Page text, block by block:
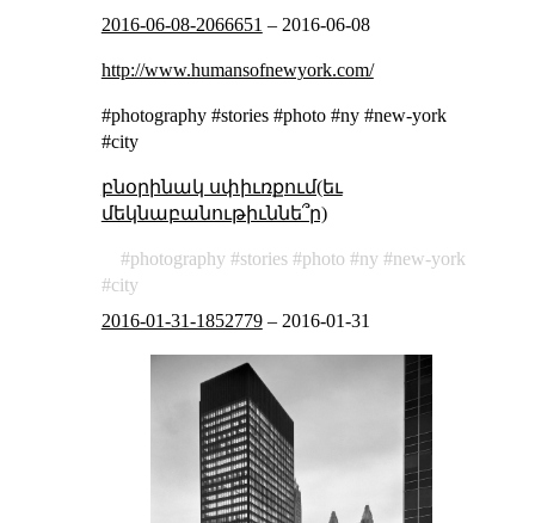
2016-06-08-2066651 – 2016-06-08
http://www.humansofnewyork.com/
#photography #stories #photo #ny #new-york
#city
բնօրինակ սփիւռքում(եւ
մեկնաբանութիւննե՞ր)
photography stories photo ny
new-york
city
2016-01-31-1852779– 2016-01-31